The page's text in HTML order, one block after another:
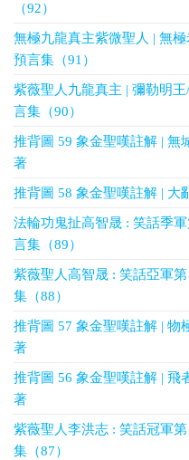
（92）
無極九龍真主紫微聖人 | 無
預言集（91）
紫薇聖人九龍真主 | 彌勒明
言集（90）
推背圖 59 象金聖嘆註解 | 無
著
推背圖 58 象金聖嘆註解 | 大
法輪功鬼扯高智晟 : 笑話季
言集（89）
紫薇聖人高智晟 : 笑話亞軍
集（88）
推背圖 57 象金聖嘆註解 | 物
著
推背圖 56 象金聖嘆註解 | 飛
著
紫薇聖人李洪志 : 笑話冠軍
集（87）